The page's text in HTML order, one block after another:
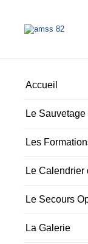
Accueil
Le
Les
Le Calendrier
Le Secours
La Galerie